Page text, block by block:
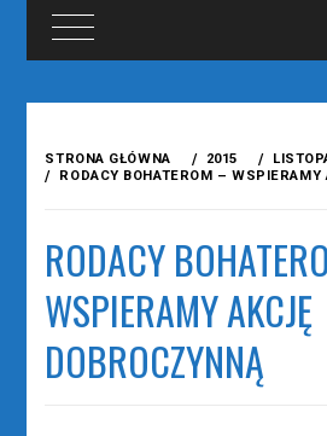
treści
STRONA GŁÓWNA 2015
RODACY BOHATEROM – WSPIERAMY
RODACY
WSPIERAMY AKCJĘ
DOBROCZYNNĄ